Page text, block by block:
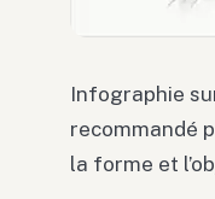
Infographie
recommandé
la forme et